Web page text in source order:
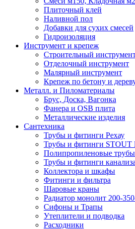
Плиточный клей
Наливной пол
Добавки для сухих смесей
Гидроизоляция
Инструмент и крепеж
Строительный
Отделочный инструмент
Малярный инструмент
Крепеж по бетону и
Металл. и Пиломатериалы
Брус, Доска, Вагонка
Фанера и OSB плита
Металлические изделия
Сантехника
Трубы и фитинги Рехау
Трубы и фитинги STOUT
Полипропиленовые
Трубы и фитинги
Коллектора и шкафы
Фитинги и фильтра
Шаровые краны
Радиатор монолит 200-
Сифоны и Трапы
Утеплители и подводка
Расходники